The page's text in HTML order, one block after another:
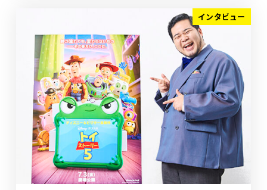
インタビュー